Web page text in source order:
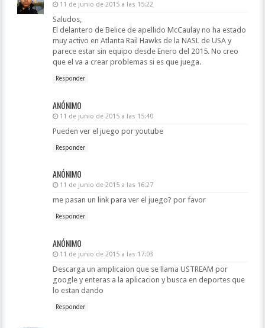
11 de junio de 2015 a las 15:22
Saludos,
El delantero de Belice de apellido McCaulay no ha estado
muy activo en Atlanta Rail Hawks de la NASL de USA y
parece estar sin equipo desde Enero del 2015. No creo
que el va a crear problemas si es que juega.
Responder
ANÓNIMO
11 de junio de 2015 a las 15:40
Pueden ver el juego por youtube
Responder
ANÓNIMO
11 de junio de 2015 a las 16:27
me pasan un link para ver el juego? por favor
Responder
ANÓNIMO
11 de junio de 2015 a las 17:03
Descarga un amplicaion que se llama USTREAM por
google y enteras a la aplicacion y busca en deportes que
lo estan dando
Responder